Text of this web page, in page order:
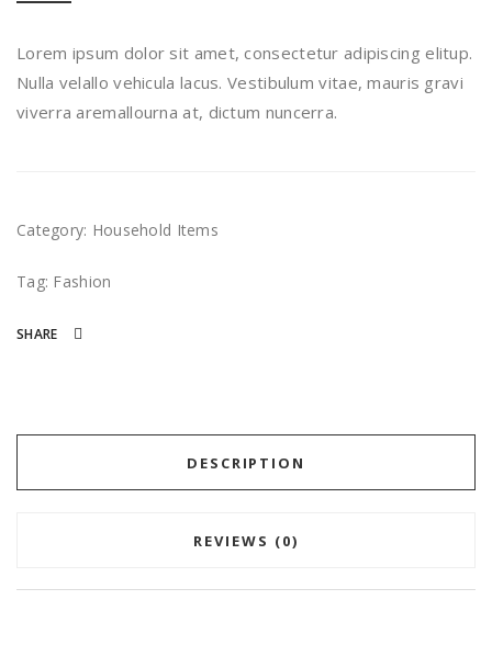
Lorem ipsum dolor sit amet, consectetur adipiscing elitup.
Nulla velallo vehicula lacus. Vestibulum vitae, mauris gravi
viverra aremallourna at, dictum nuncerra.
Category: Household Items
Tag: Fashion
SHARE
DESCRIPTION
REVIEWS (0)